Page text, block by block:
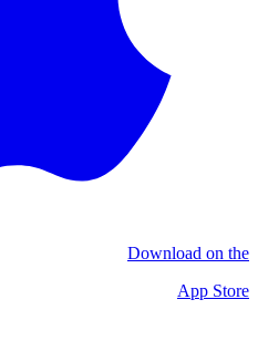
Download on the
App Store